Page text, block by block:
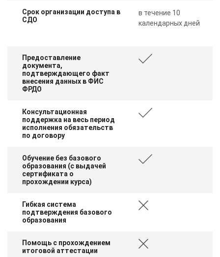
Срок организации доступа в
СДО
в течение 10
календарных дней
Предоставление
документа,
подтверждающего факт
внесения данных в ФИС
ФРДО
Консультационная
поддержка на весь период
исполнения обязательств
по договору
Обучение без базового
образования (с выдачей
сертификата о
прохождении курса)
Гибкая система
подтверждения базового
образования
Помощь с прохождением
итоговой аттестации
ChatApp
online
Мессенджеры